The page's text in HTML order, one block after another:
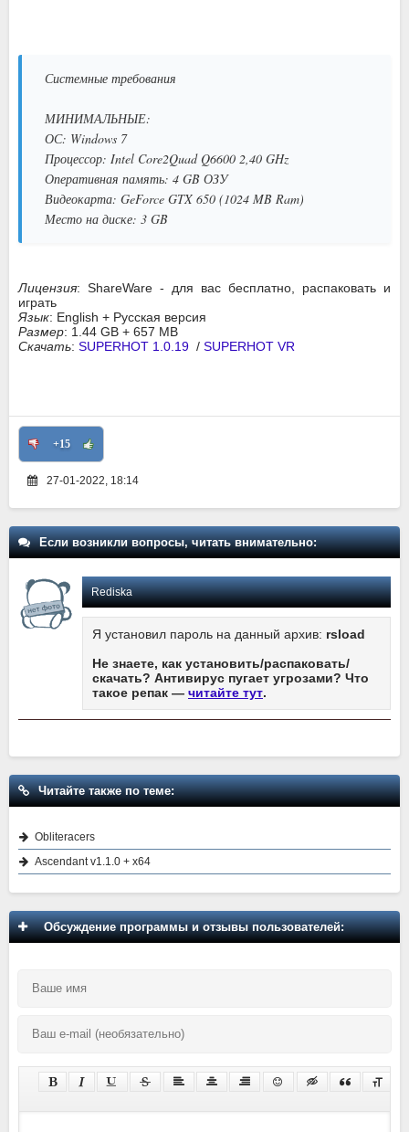
Системные требования
МИНИМАЛЬНЫЕ:
ОС: Windows 7
Процессор: Intel Core2Quad Q6600 2,40 GHz
Оперативная память: 4 GB ОЗУ
Видеокарта: GeForce GTX 650 (1024 MB Ram)
Место на диске: 3 GB
Лицензия: ShareWare - для вас бесплатно, распаковать и
играть
Язык: English + Русская версия
Размер: 1.44 GB + 657 MB
Скачать: SUPERHOT 1.0.19 / SUPERHOT VR
+15
27-01-2022, 18:14
Если возникли вопросы, читать внимательно:
Rediska
Я установил пароль на данный архив: rsload
Не знаете, как установить/распаковать/
скачать? Антивирус пугает угрозами? Что
такое репак — читайте тут.
Читайте также по теме:
Obliteracers
Ascendant v1.1.0 + x64
Обсуждение программы и отзывы пользователей: